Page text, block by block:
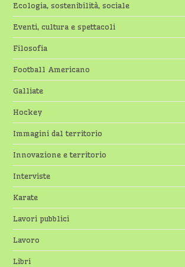
Ecologia, sostenibilità, sociale
Eventi, cultura e spettacoli
Filosofia
Football Americano
Galliate
Hockey
Immagini dal territorio
Innovazione e territorio
Interviste
Karate
Lavori pubblici
Lavoro
Libri